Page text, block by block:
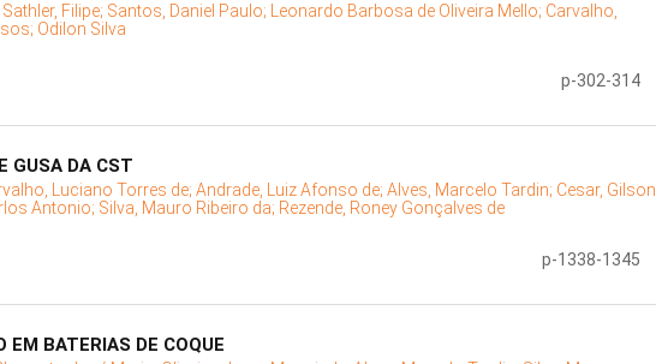
Sathler, Filipe; Santos, Daniel Paulo; Leonardo Barbosa de Oliveira Mello; Carvalho,
Odilon Silva
p-302-314
GUSA DA CST
Luciano Torres de; Andrade, Luiz Afonso de; Alves, Marcelo Tardin; Cesar, Gilson
Antonio; Silva, Mauro Ribeiro da; Rezende, Roney Gonçalves de
p-1338-1345
BATERIAS DE COQUE